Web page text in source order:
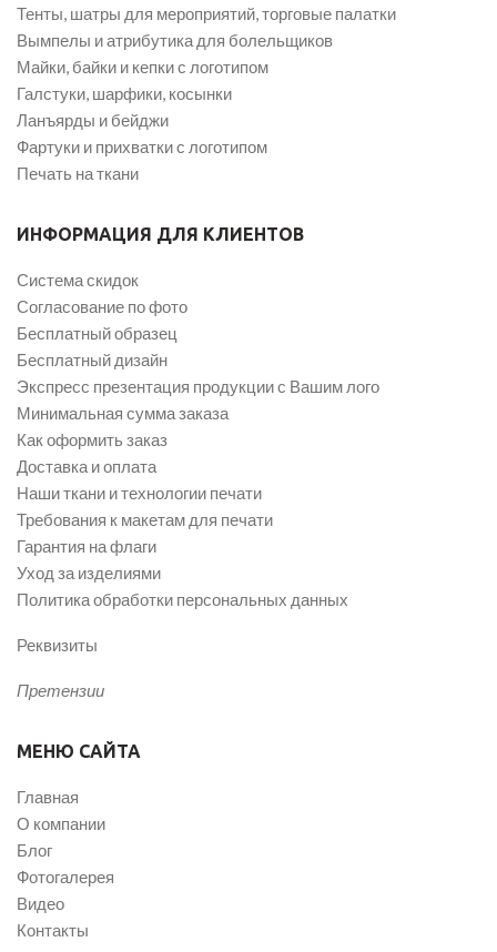
Тенты, шатры для мероприятий, торговые палатки
Вымпелы и атрибутика для болельщиков
Майки, байки и кепки с логотипом
Галстуки, шарфики, косынки
Ланъярды и бейджи
Фартуки и прихватки с логотипом
Печать на ткани
ИНФОРМАЦИЯ ДЛЯ КЛИЕНТОВ
Система скидок
Согласование по фото
Бесплатный образец
Бесплатный дизайн
Экспресс презентация продукции с Вашим лого
Минимальная сумма заказа
Как оформить заказ
Доставка и оплата
Наши ткани и технологии печати
Требования к макетам для печати
Гарантия на флаги
Уход за изделиями
Политика обработки персональных данных
Реквизиты
Претензии
МЕНЮ САЙТА
Главная
О компании
Блог
Фотогалерея
Видео
Контакты